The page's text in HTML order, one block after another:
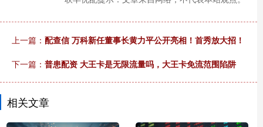
上一篇： 配查信 万科新任董事长黄力平公开亮相！首秀放大招！
下一篇： 普患配资 大王卡是无限流量吗，大王卡免流范围陷阱
相关文章